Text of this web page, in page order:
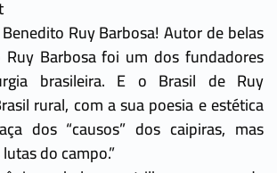
Ruy Barbosa! Autor de belas
Ruy Barbosa foi um dos fundadores
brasileira. E o Brasil de Ruy
rural, com a sua poesia e estética
dos “causos” dos caipiras, mas
do campo.”